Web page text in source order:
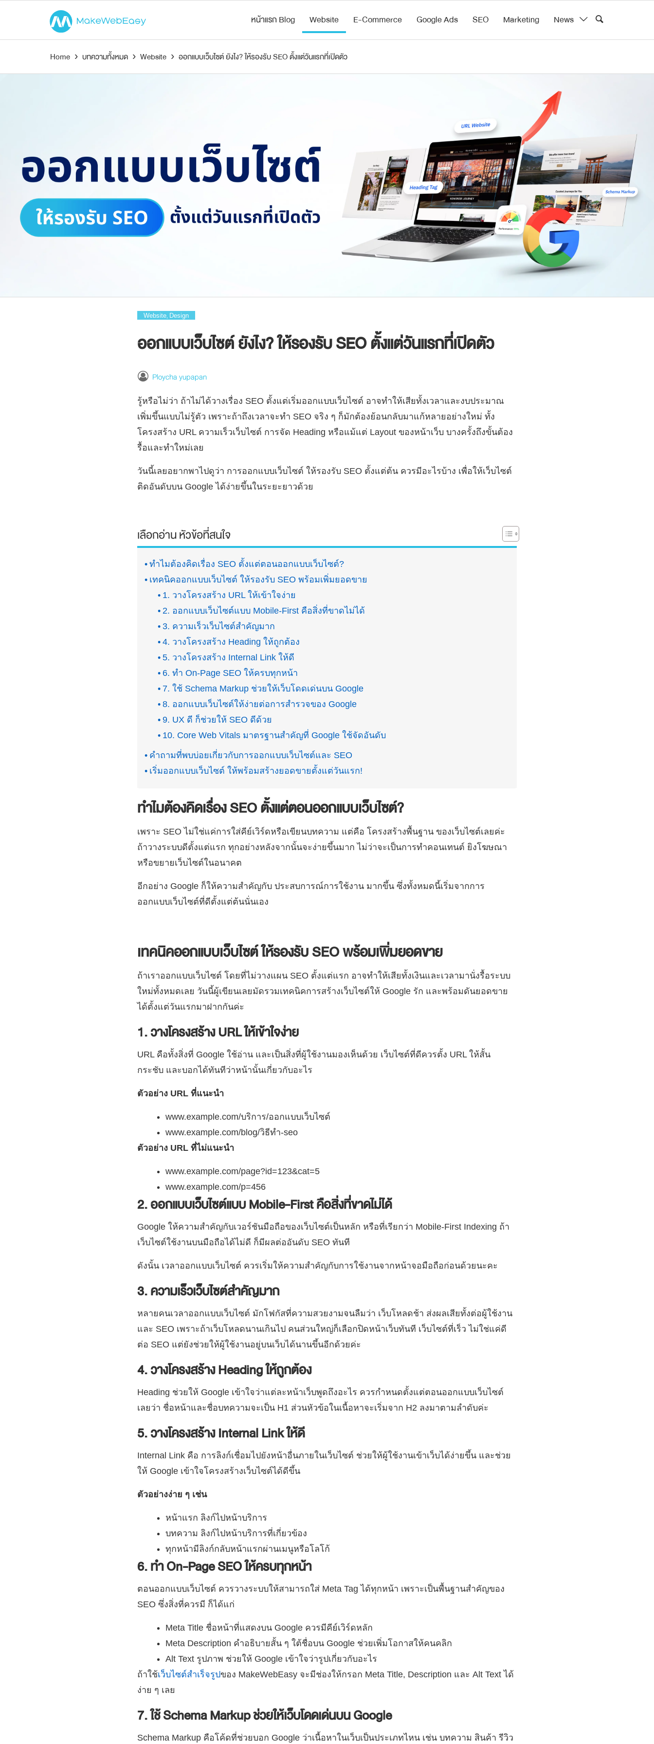
หน้าแรก Blog Website E-Commerce Google Ads SEO Marketing News
Home › บทความทั้งหมด › Website › ออกแบบเว็บไซต์ ยังไง? ให้รองรับ SEO ตั้งแต่วันแรกที่เปิดตัว
Website Design
ออกแบบเว็บไซต์ ยังไง? ให้รองรับ SEO ตั้งแต่วันแรกที่เปิดตัว
Ploycha yupapan
รู้หรือไม่ว่า ถ้าไม่ได้วางเรื่อง SEO ตั้งแต่เริ่มออกแบบเว็บไซต์ อาจทำให้เสียทั้งเวลาและงบประมาณ
เพิ่มขึ้นแบบไม่รู้ตัว เพราะถ้าถึงเวลาจะทำ SEO จริง ๆ ก็มักต้องย้อนกลับมาแก้หลายอย่างใหม่ ทั้ง
โครงสร้าง URL ความเร็วเว็บไซต์ การจัด Heading หรือแม้แต่ Layout ของหน้าเว็บ บางครั้งถึงขั้นต้อง
รื้อและทำใหม่เลย
วันนี้เลยอยากพาไปดูว่า การออกแบบเว็บไซต์ ให้รองรับ SEO ตั้งแต่ต้น ควรมีอะไรบ้าง เพื่อให้เว็บไซต์
ติดอันดับบน Google ได้ง่ายขึ้นในระยะยาวด้วย
เลือกอ่าน หัวข้อที่สนใจ
ทำไมต้องคิดเรื่อง SEO ตั้งแต่ตอนออกแบบเว็บไซต์?
เทคนิคออกแบบเว็บไซต์ ให้รองรับ SEO พร้อมเพิ่มยอดขาย
1. วางโครงสร้าง URL ให้เข้าใจง่าย
2. ออกแบบเว็บไซต์แบบ Mobile-First คือสิ่งที่ขาดไม่ได้
3. ความเร็วเว็บไซต์สำคัญมาก
4. วางโครงสร้าง Heading ให้ถูกต้อง
5. วางโครงสร้าง Internal Link ให้ดี
6. ทำ On-Page SEO ให้ครบทุกหน้า
7. ใช้ Schema Markup ช่วยให้เว็บโดดเด่นบน Google
8. ออกแบบเว็บไซต์ให้ง่ายต่อการสำรวจของ Google
9. UX ดี ก็ช่วยให้ SEO ดีด้วย
10. Core Web Vitals มาตรฐานสำคัญที่ Google ใช้จัดอันดับ
คำถามที่พบบ่อยเกี่ยวกับการออกแบบเว็บไซต์และ SEO
เริ่มออกแบบเว็บไซต์ ให้พร้อมสร้างยอดขายตั้งแต่วันแรก!
ทำไมต้องคิดเรื่อง SEO ตั้งแต่ตอนออกแบบเว็บไซต์?
เพราะ SEO ไม่ใช่แค่การใส่คีย์เวิร์ดหรือเขียนบทความ แต่คือ โครงสร้างพื้นฐาน ของเว็บไซต์เลยค่ะ
ถ้าวางระบบดีตั้งแต่แรก ทุกอย่างหลังจากนั้นจะง่ายขึ้นมาก ไม่ว่าจะเป็นการทำคอนเทนต์ ยิงโฆษณา
หรือขยายเว็บไซต์ในอนาคต
อีกอย่าง Google ก็ให้ความสำคัญกับ ประสบการณ์การใช้งาน มากขึ้น ซึ่งทั้งหมดนี้เริ่มจากการ
ออกแบบเว็บไซต์ที่ดีตั้งแต่ต้นนั่นเอง
เทคนิคออกแบบเว็บไซต์ ให้รองรับ SEO พร้อมเพิ่มยอดขาย
ถ้าเราออกแบบเว็บไซต์ โดยที่ไม่วางแผน SEO ตั้งแต่แรก อาจทำให้เสียทั้งเงินและเวลามานั่งรื้อระบบ
ใหม่ทั้งหมดเลย วันนี้ผู้เขียนเลยมัดรวมเทคนิคการสร้างเว็บไซต์ให้ Google รัก และพร้อมดันยอดขาย
ได้ตั้งแต่วันแรกมาฝากกันค่ะ
1. วางโครงสร้าง URL ให้เข้าใจง่าย
URL คือทั้งสิ่งที่ Google ใช้อ่าน และเป็นสิ่งที่ผู้ใช้งานมองเห็นด้วย เว็บไซต์ที่ดีควรตั้ง URL ให้สั้น
กระชับ และบอกได้ทันทีว่าหน้านั้นเกี่ยวกับอะไร
ตัวอย่าง URL ที่แนะนำ
www.example.com/บริการ/ออกแบบเว็บไซต์
www.example.com/blog/วิธีทำ-seo
ตัวอย่าง URL ที่ไม่แนะนำ
www.example.com/page?id=123&cat=5
www.example.com/p=456
2. ออกแบบเว็บไซต์แบบ Mobile-First คือสิ่งที่ขาดไม่ได้
Google ให้ความสำคัญกับเวอร์ชันมือถือของเว็บไซต์เป็นหลัก หรือที่เรียกว่า Mobile-First Indexing ถ้า
เว็บไซต์ใช้งานบนมือถือได้ไม่ดี ก็มีผลต่ออันดับ SEO ทันที
ดังนั้น เวลาออกแบบเว็บไซต์ ควรเริ่มให้ความสำคัญกับการใช้งานจากหน้าจอมือถือก่อนด้วยนะคะ
3. ความเร็วเว็บไซต์สำคัญมาก
หลายคนเวลาออกแบบเว็บไซต์ มักโฟกัสที่ความสวยงามจนลืมว่า เว็บโหลดช้า ส่งผลเสียทั้งต่อผู้ใช้งาน
และ SEO เพราะถ้าเว็บโหลดนานเกินไป คนส่วนใหญ่ก็เลือกปิดหน้าเว็บทันที เว็บไซต์ที่เร็ว ไม่ใช่แค่ดี
ต่อ SEO แต่ยังช่วยให้ผู้ใช้งานอยู่บนเว็บได้นานขึ้นอีกด้วยค่ะ
4. วางโครงสร้าง Heading ให้ถูกต้อง
Heading ช่วยให้ Google เข้าใจว่าแต่ละหน้าเว็บพูดถึงอะไร ควรกำหนดตั้งแต่ตอนออกแบบเว็บไซต์
เลยว่า ชื่อหน้าและชื่อบทความจะเป็น H1 ส่วนหัวข้อในเนื้อหาจะเริ่มจาก H2 ลงมาตามลำดับค่ะ
5. วางโครงสร้าง Internal Link ให้ดี
Internal Link คือ การลิงก์เชื่อมไปยังหน้าอื่นภายในเว็บไซต์ ช่วยให้ผู้ใช้งานเข้าเว็บได้ง่ายขึ้น และช่วย
ให้ Google เข้าใจโครงสร้างเว็บไซต์ได้ดีขึ้น
ตัวอย่างง่าย ๆ เช่น
หน้าแรก ลิงก์ไปหน้าบริการ
บทความ ลิงก์ไปหน้าบริการที่เกี่ยวข้อง
ทุกหน้ามีลิงก์กลับหน้าแรกผ่านเมนูหรือโลโก้
6. ทำ On-Page SEO ให้ครบทุกหน้า
ตอนออกแบบเว็บไซต์ ควรวางระบบให้สามารถใส่ Meta Tag ได้ทุกหน้า เพราะเป็นพื้นฐานสำคัญของ
SEO ซึ่งสิ่งที่ควรมี ก็ได้แก่
Meta Title ชื่อหน้าที่แสดงบน Google ควรมีคีย์เวิร์ดหลัก
Meta Description คำอธิบายสั้น ๆ ใต้ชื่อบน Google ช่วยเพิ่มโอกาสให้คนคลิก
Alt Text รูปภาพ ช่วยให้ Google เข้าใจว่ารูปเกี่ยวกับอะไร
ถ้าใช้เว็บไซต์สำเร็จรูปของ MakeWebEasy จะมีช่องให้กรอก Meta Title, Description และ Alt Text ได้
ง่าย ๆ เลย
7. ใช้ Schema Markup ช่วยให้เว็บโดดเด่นบน Google
Schema Markup คือโค้ดที่ช่วยบอก Google ว่าเนื้อหาในเว็บเป็นประเภทไหน เช่น บทความ สินค้า รีวิว